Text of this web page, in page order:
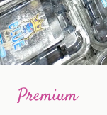
Premium